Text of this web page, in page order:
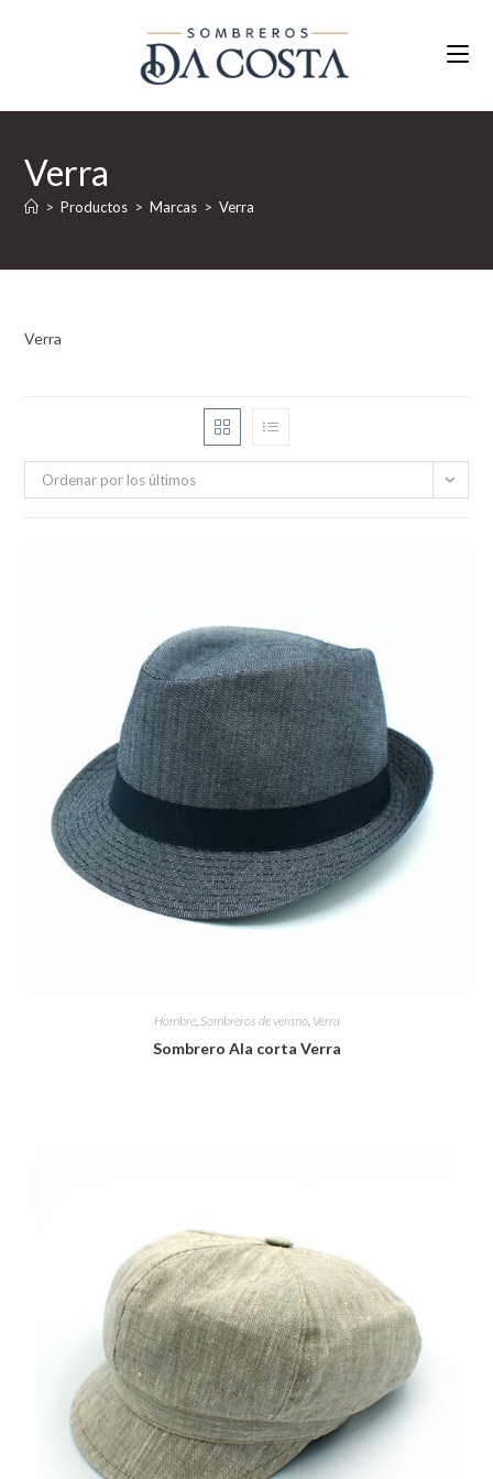
Verra
> Productos > Marcas > Verra
Verra
Ordenar por los últimos
Hombre, Sombreros de verano, Verra
Sombrero Ala corta Verra